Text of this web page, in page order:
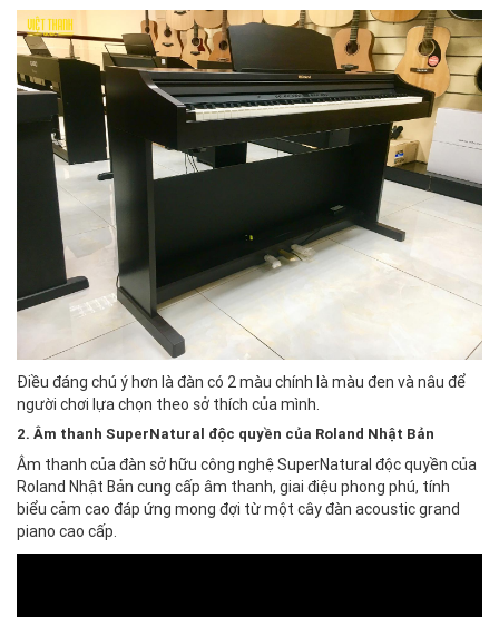
Điều đáng chú ý hơn là đàn có 2 màu chính là màu đen và nâu để
người chơi lựa chọn theo sở thích của mình.
2. Âm thanh SuperNatural độc quyền của Roland Nhật Bản
Âm thanh của đàn sở hữu công nghệ SuperNatural độc quyền của
Roland Nhật Bản cung cấp âm thanh, giai điệu phong phú, tính
biểu cảm cao đáp ứng mong đợi từ một cây đàn acoustic grand
piano cao cấp.